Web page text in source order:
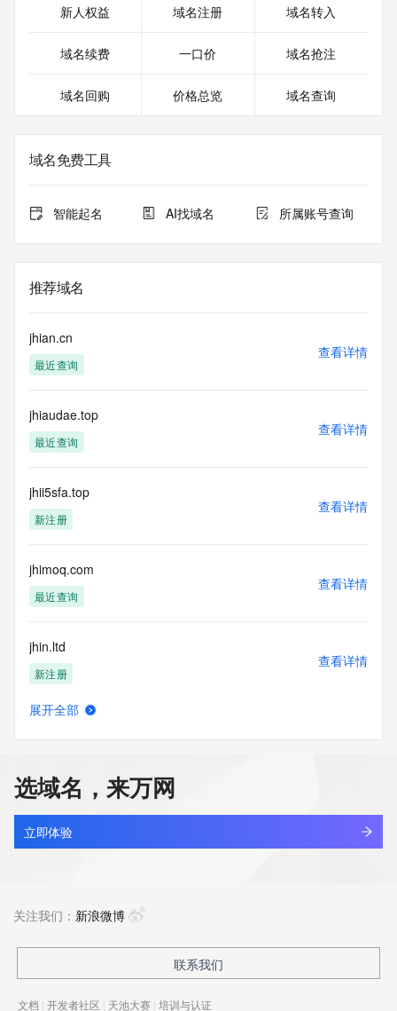
新人权益 域名注册 域名转入
域名续费 一口价 域名抢注
域名回购 价格总览 域名查询
域名免费工具
智能起名 AI找域名 所属账号查询
推荐域名
jhian.cn
最近查询
查看详情
jhiaudae.top
最近查询
查看详情
jhii5sfa.top
新注册
查看详情
jhimoq.com
最近查询
查看详情
jhin.ltd
新注册
查看详情
jhiunh.cn
最近查询
查看详情
最近查询
展开全部
选域名，来万网
立即体验
关注我们： 新浪微博
联系我们
文档 | 开发者社区 | 天池大赛 | 培训与认证